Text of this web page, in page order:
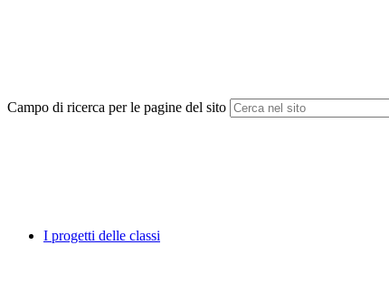
Campo di ricerca per le pagine del sito
I progetti delle classi